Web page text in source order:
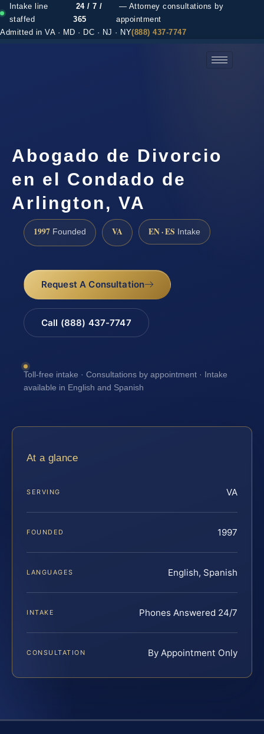
Intake line
staffed
24 / 7 /
365
— Attorney consultations by
appointment
Admitted in VA · MD · DC · NJ · NY(888) 437-7747
Abogado de Divorcio
en el Condado de
Arlington, VA
1997 Founded VA EN · ES Intake
Request A Consultation
Call (888) 437-7747
Toll-free intake · Consultations by appointment · Intake
available in English and Spanish
At a glance
SERVING VA
FOUNDED 1997
LANGUAGES English, Spanish
INTAKE Phones Answered 24/7
CONSULTATION By Appointment Only